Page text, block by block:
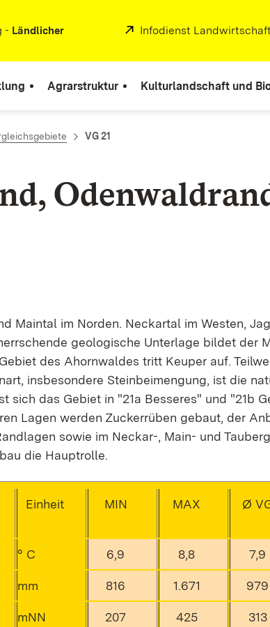
- Ländlicher
Extern:
Infodienst
Agrarstruktur Kulturlandschaft und
VG 21
Maintal im Norden. Neckartal im Westen,
geologische Unterlage bildet der
des Ahornwaldes tritt Keuper auf.
insbesondere Steinbeimengung, ist die
sich das Gebiet in "21a Besseres" und "21b
Lagen werden Zuckerrüben gebaut, der
sowie im Neckar-, Main- und
die Hauptrolle.
Einheit MIN MAX Ø
° C 6,9 8,8 7,9
mm 816 1.671 979
mNN 207 425 313